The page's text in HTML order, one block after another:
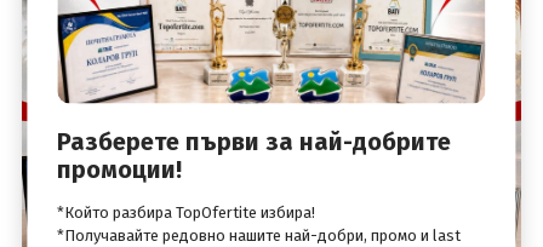
Разберете първи за най-добрите
промоции!
*Който разбира TopOfertite избира!
*Получавайте редовно нашите най-добри, промо и last